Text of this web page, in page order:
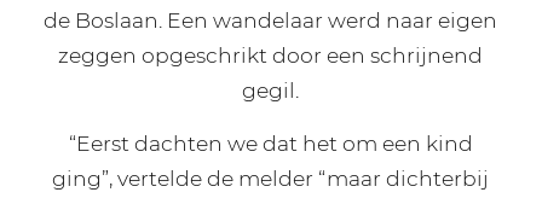
de Boslaan. Een wandelaar werd naar eigen
zeggen opgeschrikt door een schrijnend
gegil.
“Eerst dachten we dat het om een kind
ging”, vertelde de melder “maar dichterbij